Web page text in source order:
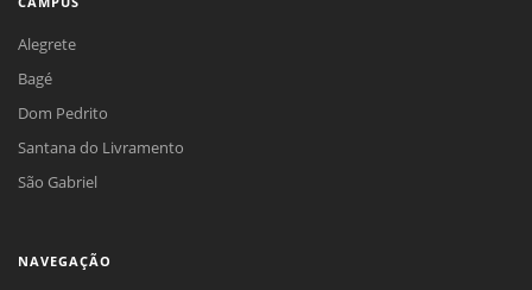
Alegrete
Bagé
Dom Pedrito
Santana do Livramento
São Gabriel
NAVEGAÇÃO